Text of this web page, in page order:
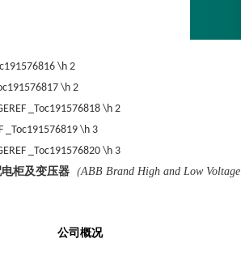
\h 2
\h 2
_Toc191576818 \h 2
_Toc191576819 \h 3
_Toc191576820 \h 3
柜及变压器 （ABB Brand High and Low
公司概况